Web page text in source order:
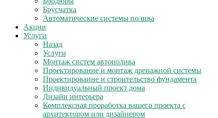
Брусчатка
Автоматические системы полива
Акции
Услуги
Назад
Услуги
Монтаж систем автополива
Проектирование и монтаж дренажной системы
Проектироваине и строительство фундамента
Индивидуальный проект дома
Дизайн интерьера
Комплексная проработка вашего проекта с
архитектором или дизайнером